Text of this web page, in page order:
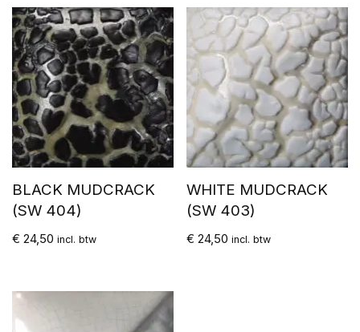
BLACK MUDCRACK
(SW 404)
€ 24,50 incl. btw
WHITE MUDCRACK
(SW 403)
€ 24,50 incl. btw